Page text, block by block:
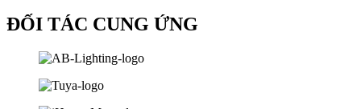
ĐỐI TÁC CUNG ỨNG